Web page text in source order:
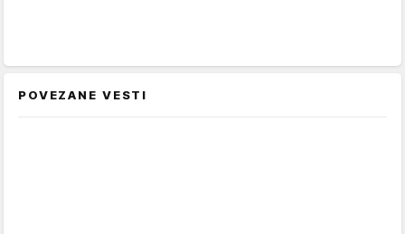
POVEZANE VESTI